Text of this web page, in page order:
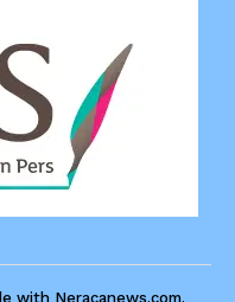
with Neracanews.com.